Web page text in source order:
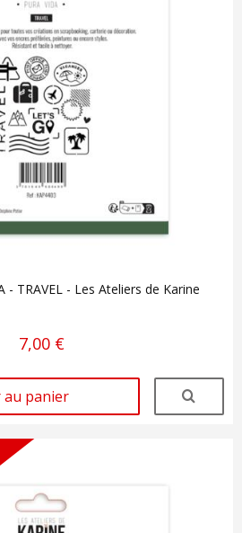
- TRAVEL - Les Ateliers de Karine
7,00 €
au panier